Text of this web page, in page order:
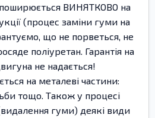
ВИНЯТКОВО на
(процес заміни гуми на
що не порветься, не
поліуретан. Гарантія на
не надається!
на металеві частини:
тощо. Також у процесі
гуми) деякі види